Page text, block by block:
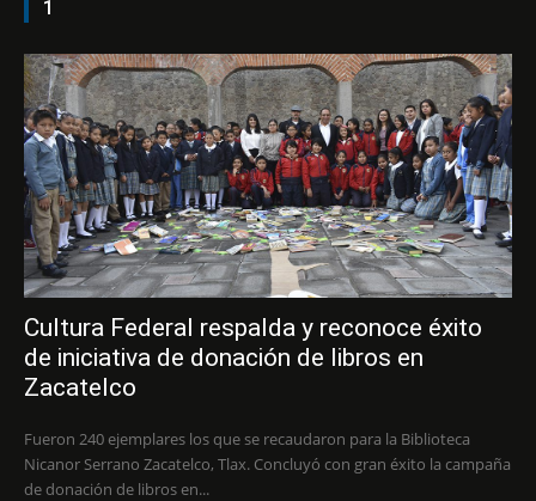
1
Cultura Federal respalda y reconoce éxito
de iniciativa de donación de libros en
Zacatelco
Fueron 240 ejemplares los que se recaudaron para la Biblioteca
Nicanor Serrano Zacatelco, Tlax. Concluyó con gran éxito la campaña
de donación de libros en...